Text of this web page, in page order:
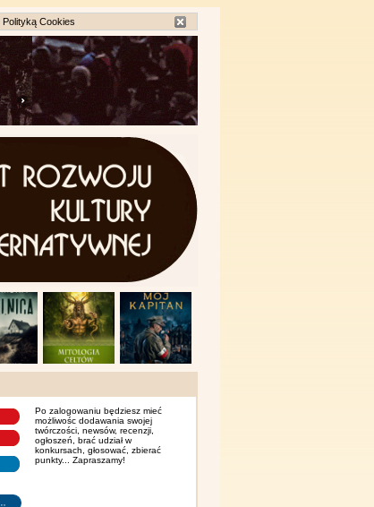
Polityką Cookies
Po zalogowaniu będziesz mieć
możliwośc dodawania swojej
twórczości, newsów, recenzji,
ogłoszeń, brać udział w
konkursach, głosować, zbierać
punkty... Zapraszamy!